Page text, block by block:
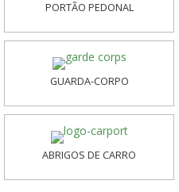
PORTÃO PEDONAL
GUARDA-CORPO
ABRIGOS DE CARRO